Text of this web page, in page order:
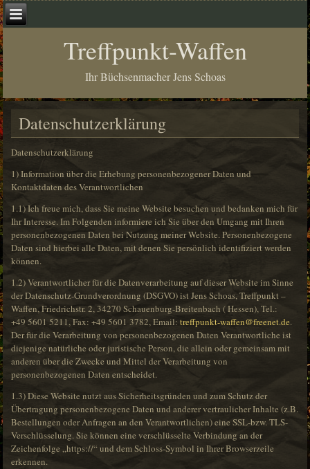
Treffpunkt-Waffen
Ihr Büchsenmacher Jens Schoas
Datenschutzerklärung
Datenschutzerklärung
1) Information über die Erhebung personenbezogener Daten und
Kontaktdaten des Verantwortlichen
1.1) Ich freue mich, dass Sie meine Website besuchen und bedanken mich für
Ihr Interesse. Im Folgenden informiere ich Sie über den Umgang mit Ihren
personenbezogenen Daten bei Nutzung meiner Website. Personenbezogene
Daten sind hierbei alle Daten, mit denen Sie persönlich identifiziert werden
können.
1.2) Verantwortlicher für die Datenverarbeitung auf dieser Website im Sinne
der Datenschutz-Grundverordnung (DSGVO) ist Jens Schoas, Treffpunkt –
Waffen, Friedrichstr. 2, 34270 Schauenburg-Breitenbach ( Hessen), Tel.:
+49 5601 5211, Fax: +49 5601 3782, Email:treffpunkt-waffen@freenet.de.
Der für die Verarbeitung von personenbezogenen Daten Verantwortliche ist
diejenige natürliche oder juristische Person, die allein oder gemeinsam mit
anderen über die Zwecke und Mittel der Verarbeitung von
personenbezogenen Daten entscheidet.
1.3) Diese Website nutzt aus Sicherheitsgründen und zum Schutz der
Übertragung personenbezogene Daten und anderer vertraulicher Inhalte (z.B.
Bestellungen oder Anfragen an den Verantwortlichen) eine SSL-bzw. TLS-
Verschlüsselung. Sie können eine verschlüsselte Verbindung an der
Zeichenfolge „https://“ und dem Schloss-Symbol in Ihrer Browserzeile
erkennen.